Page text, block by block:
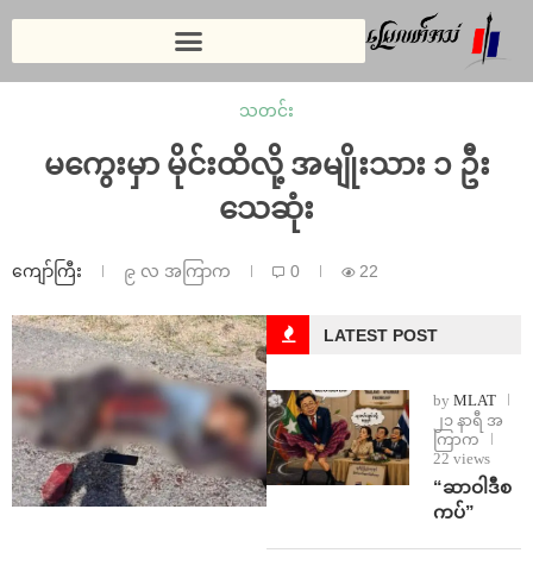
သတင်း
မကွေးမှာ မိုင်းထိလို့ အမျိုးသား ၁ ဦး
သေဆုံး
ကျော်ကြီး ၉ လ အကြာက 0 22
LATEST POST
by MLAT
၂၁ နာရီ အ
ကြာက
22 views
“ဆာဝါဒီစ
ကပ်”